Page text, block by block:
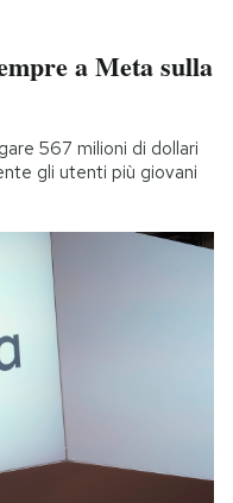
a Meta sulla
567 milioni di dollari
gli utenti più giovani